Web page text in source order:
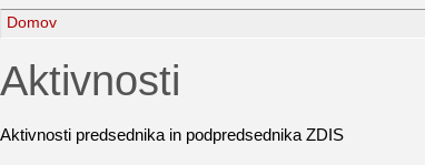
Domov
Aktivnosti
Aktivnosti predsednika in podpredsednika ZDIS